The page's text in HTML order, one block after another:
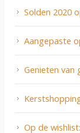
Solden 2020
Aangepaste
Genieten van
Op de